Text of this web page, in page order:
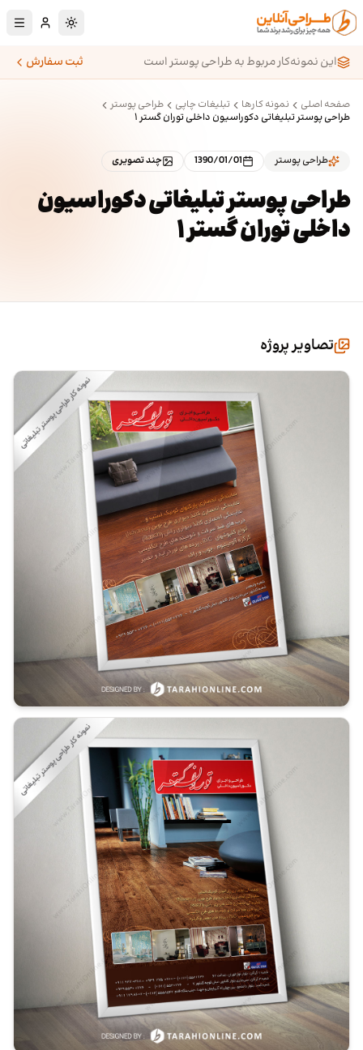
پرش به محتوای اصلی
تغییر به حالت
این نمونه‌کار مربوط به طراحی پوستر است
ثبت سفارش
صفحه اصلی نمونه کارها تبلیغات چاپی
طراحی پوستر
طراحی پوستر تبلیغاتی دکوراسیون داخلی توران گستر ۱
طراحی پوستر 1390/01/01 چند تصویری
طراحی پوستر تبلیغاتی دکوراسیون
داخلی توران گستر ۱
تصاویر پروژه